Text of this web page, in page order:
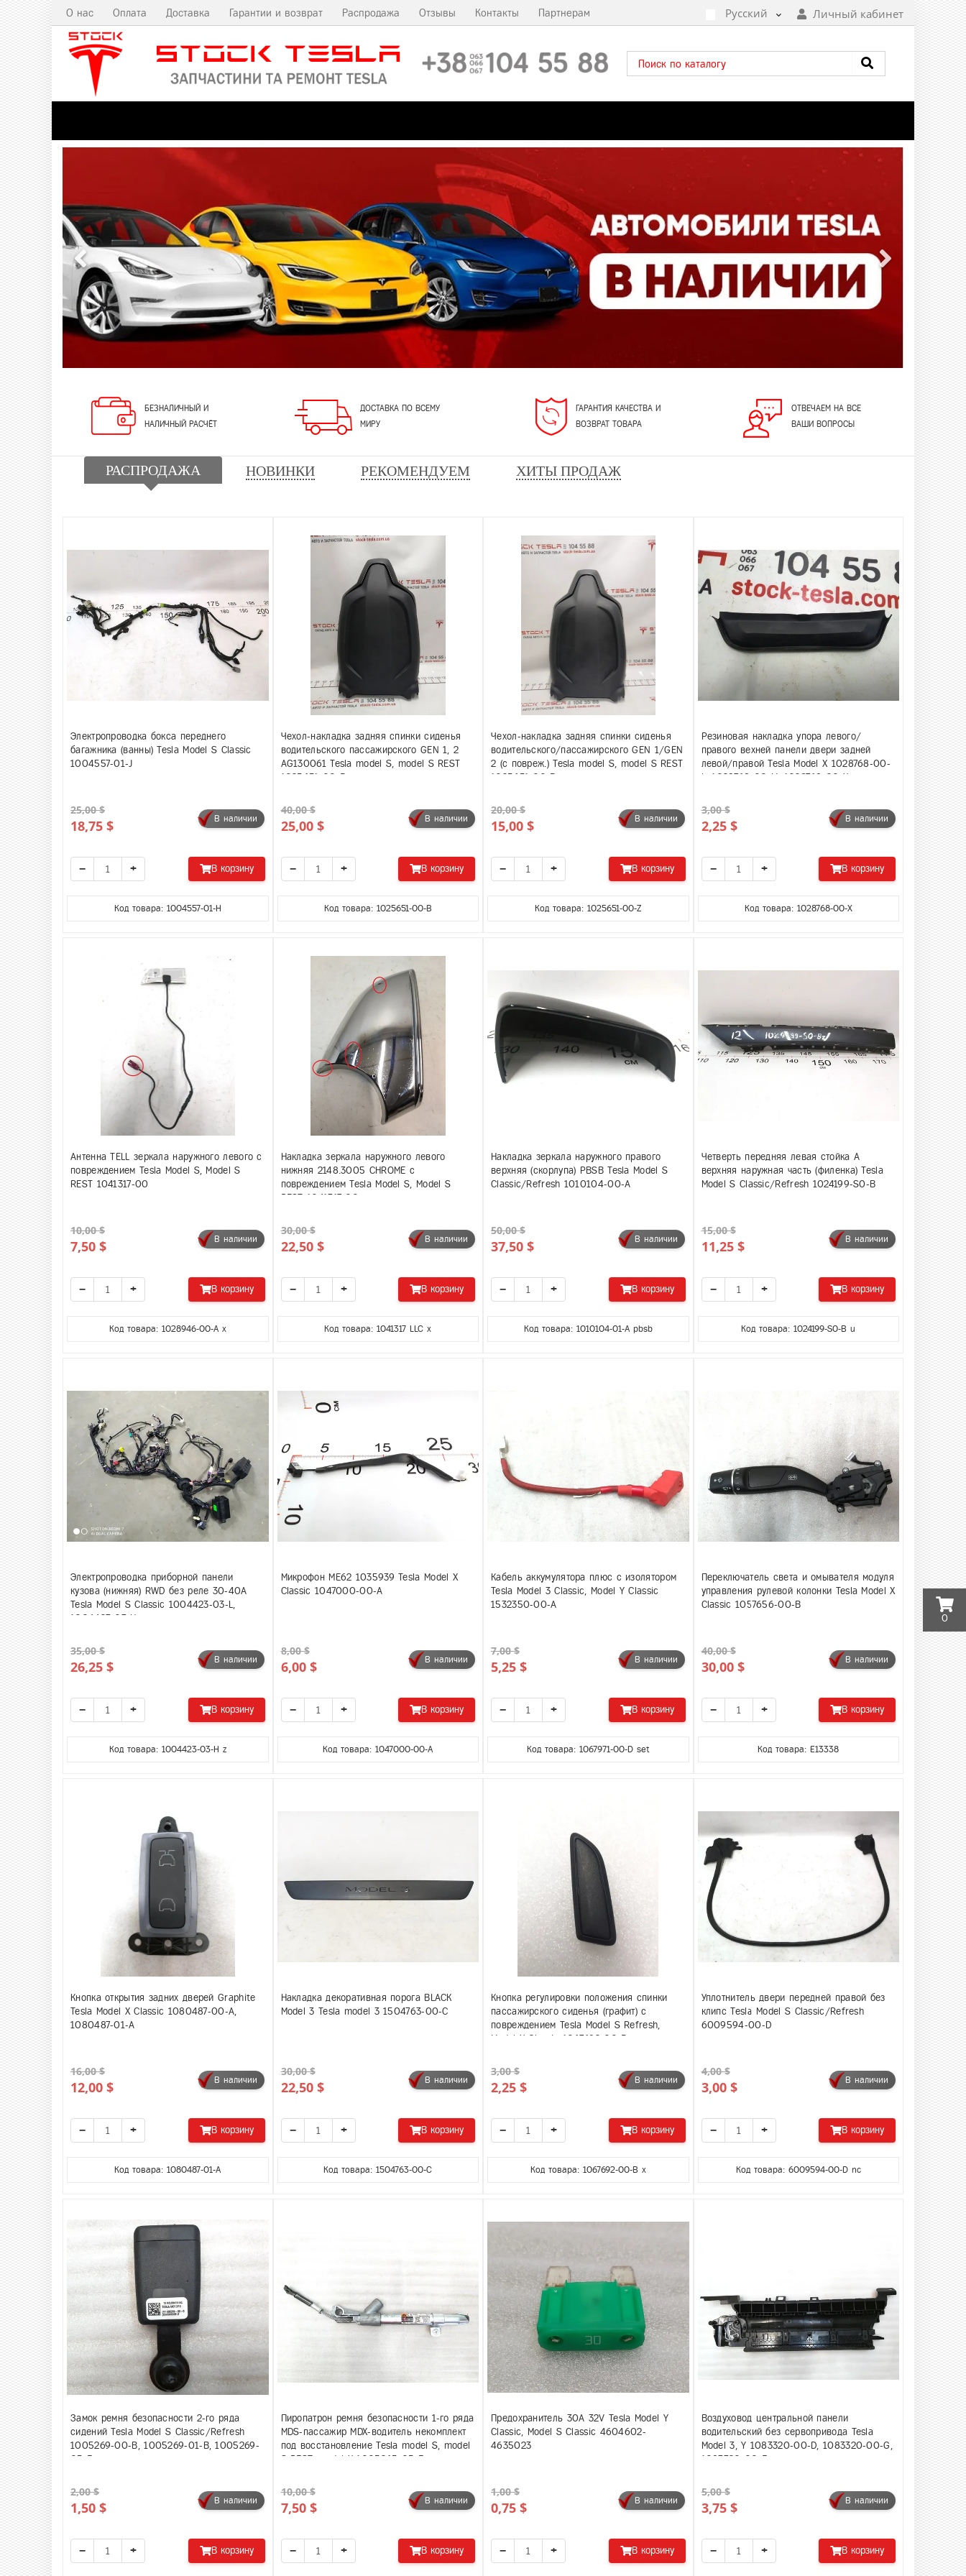
0
О нас Оплата Доставка Гарантии и возврат Распродажа Отзывы Контакты Партнерам Русский Личный кабинет
Оплата
БЕЗНАЛИЧНЫЙ И
НАЛИЧНЫЙ РАСЧЁТ
ДОСТАВКА ПО ВСЕМУ
МИРУ
ГАРАНТИЯ КАЧЕСТВА И
ВОЗВРАТ ТОВАРА
ОТВЕЧАЕМ НА ВСЕ
ВАШИ ВОПРОСЫ
РАСПРОДАЖА НОВИНКИ РЕКОМЕНДУЕМ ХИТЫ ПРОДАЖ
Электропроводка бокса переднего
багажника (ванны) Tesla Model S Classic
1004557-01-J
25,00 $
18,75 $ В наличии
− + В корзину
Код товара: 1004557-01-H
Чехол-накладка задняя спинки сиденья
водительского пассажирского GEN 1, 2
AG130061 Tesla model S, model S REST
40,00 $
25,00 $ В наличии
− + В корзину
Код товара: 1025651-00-B
Чехол-накладка задняя спинки сиденья
водительского/пассажирского GEN 1/GEN
2 (с повреж.) Tesla model S, model S REST
20,00 $
15,00 $ В наличии
− + В корзину
Код товара: 1025651-00-Z
Резиновая накладка упора левого/
правого вехней панели двери задней
левой/правой Tesla Model X 1028768-00-
3,00 $
2,25 $ В наличии
− + В корзину
Код товара: 1028768-00-X
Антенна TELL зеркала наружного левого с
повреждением Tesla Model S, Model S
REST 1041317-00
10,00 $
7,50 $ В наличии
− + В корзину
Код товара: 1028946-00-A x
Накладка зеркала наружного левого
нижняя 2148.3005 CHROME с
повреждением Tesla Model S, Model S
30,00 $
22,50 $ В наличии
− + В корзину
Код товара: 1041317 LLC x
Накладка зеркала наружного правого
верхняя (скорлупа) PBSB Tesla Model S
Classic/Refresh 1010104-00-A
50,00 $
37,50 $ В наличии
− + В корзину
Код товара: 1010104-01-A pbsb
Четверть передняя левая стойка А
верхняя наружная часть (филенка) Tesla
Model S Classic/Refresh 1024199-S0-B
15,00 $
11,25 $ В наличии
− + В корзину
Код товара: 1024199-S0-B u
Электропроводка приборной панели
кузова (нижняя) RWD без реле 30-40A
Tesla Model S Classic 1004423-03-L,
35,00 $
26,25 $ В наличии
− + В корзину
Код товара: 1004423-03-H z
Микрофон МЕ62 1035939 Tesla Model X
Classic 1047000-00-A
8,00 $
6,00 $ В наличии
− + В корзину
Код товара: 1047000-00-A
Кабель аккумулятора плюс с изолятором
Tesla Model 3 Classic, Model Y Classic
1532350-00-A
7,00 $
5,25 $ В наличии
− + В корзину
Код товара: 1067971-00-D set
Переключатель света и омывателя модуля
управления рулевой колонки Tesla Model X
Classic 1057656-00-B
40,00 $
30,00 $ В наличии
− + В корзину
Код товара: E13338
Кнопка открытия задних дверей Graphite
Tesla Model X Classic 1080487-00-A,
1080487-01-A
16,00 $
12,00 $ В наличии
− + В корзину
Код товара: 1080487-01-A
Накладка декоративная порога BLACK
Model 3 Tesla model 3 1504763-00-C
30,00 $
22,50 $ В наличии
− + В корзину
Код товара: 1504763-00-C
Кнопка регулировки положения спинки
пассажирского сиденья (графит) с
повреждением Tesla Model S Refresh,
3,00 $
2,25 $ В наличии
− + В корзину
Код товара: 1067692-00-B x
Уплотнитель двери передней правой без
клипс Tesla Model S Classic/Refresh
6009594-00-D
4,00 $
3,00 $ В наличии
− + В корзину
Код товара: 6009594-00-D nc
Замок ремня безопасности 2-го ряда
сидений Tesla Model S Classic/Refresh
1005269-00-B, 1005269-01-B, 1005269-
2,00 $
1,50 $ В наличии
− + В корзину
Пиропатрон ремня безопасности 1-го ряда
MDS-пассажир MDX-водитель некомплект
под восстановление Tesla model S, model
10,00 $
7,50 $ В наличии
− + В корзину
Предохранитель 30A 32V Tesla Model Y
Classic, Model S Classic 4604602-
4635023
1,00 $
0,75 $ В наличии
− + В корзину
Воздуховод центральной панели
водительский без сервопривода Tesla
Model 3, Y 1083320-00-D, 1083320-00-G,
5,00 $
3,75 $ В наличии
− + В корзину